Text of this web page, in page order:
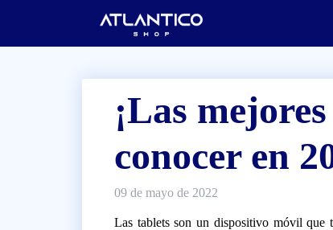
¡Las
conocer en
09 de mayo de 2022
Las tablets son un dispositivo móvil que